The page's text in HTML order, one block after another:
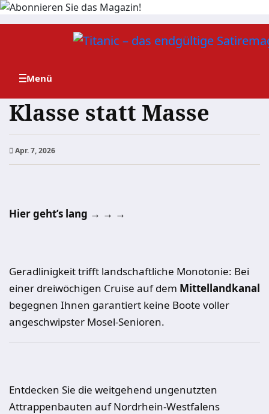
Zum
Klasse statt Masse
Apr. 7, 2026
Hier geht’s lang → → →
Geradlinigkeit trifft landschaftliche Monotonie: Bei
einer dreiwöchigen Cruise auf dem Mittellandkanal
begegnen Ihnen garantiert keine Boote voller
angeschwipster Mosel-Senioren.
Entdecken Sie die weitgehend ungenutzten
Attrappenbauten auf Nordrhein-Westfalens